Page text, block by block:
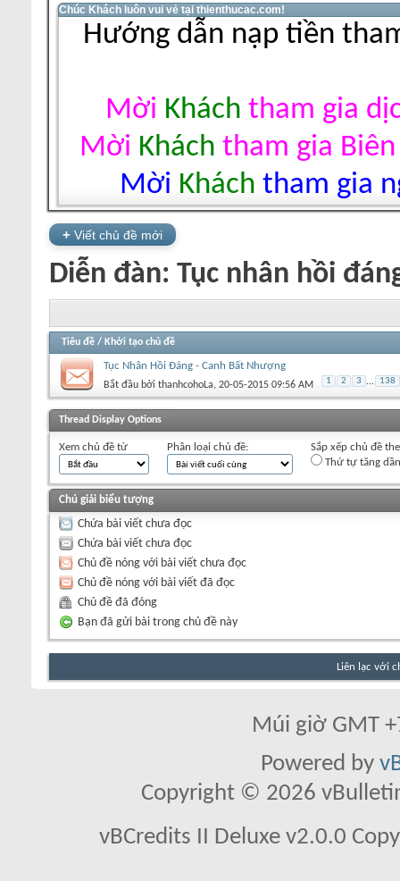
Chúc Khách luôn vui vẻ tại thienthucac.com!
Hướng dẫn nạp tiền
Mời Khách tham gia
Mời Khách tham gia
Mời Khách tham gia
+ Viết chủ đề mới
Diễn đàn: Tục nhân hồi
Tiêu đề / Khởi tạo chủ đề
Tục Nhân Hồi Đáng - Canh Bất Nhượng
Bắt đầu bởi thanhcohoLa‎, 20-05-2015 09:56 AM 1 2 3 ... 138
+Viết chủ đề mới
Thread Display Options
Xem chủ đề từ Phân loại chủ đề:
Sắp xếp chủ đề
Thứ tự tăng dần
Chú giải biểu tượng
Chứa bài viết chưa đọc
Chứa bài viết chưa đọc
Chủ đề nóng với bài viết chưa đọc
Chủ đề nóng với bài viết đã đọc
Chủ đề đã đóng
Bạn đã gửi bài trong chủ đề này
Liên lạc với
Múi giờ GMT
Powered by
Copyright © 2026
vBCredits II Deluxe v2.0.0